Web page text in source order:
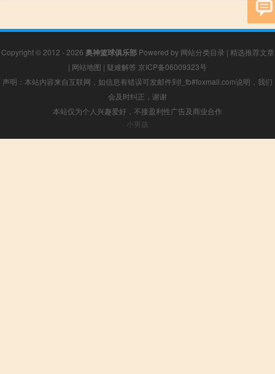
Copyright © 2012 - 2026 奥神篮球俱乐部Powered by 网站分类目录 | 精选推荐文章
| 网站地图 | 疑难解答 京ICP备06009323号
声明：本站内容来自互联网，如信息有错误可发邮件到f_fb#foxmail.com说明，我们
会及时纠正，谢谢
本站仅为个人兴趣爱好，不接盈利性广告及商业合作
小男孩